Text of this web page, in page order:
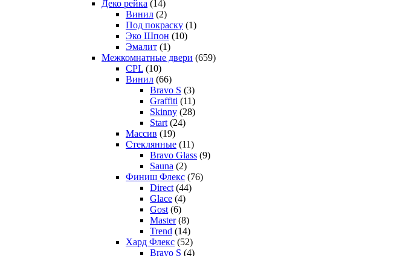
Деко рейка (14)
Винил (2)
Под покраску (1)
Эко Шпон (10)
Эмалит (1)
Межкомнатные двери (659)
CPL (10)
Винил (66)
Bravo S (3)
Graffiti (11)
Skinny (28)
Start (24)
Массив (19)
Стеклянные (11)
Bravo Glass (9)
Sauna (2)
Финиш Флекс (76)
Direct (44)
Glace (4)
Gost (6)
Master (8)
Trend (14)
Хард Флекс (52)
Bravo S (4)